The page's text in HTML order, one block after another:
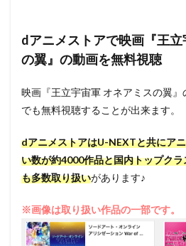
dアニメストアで映画『王
の翼』の動画を無料視聴
映画『王立宇宙軍 オネアミスの翼
でも無料視聴することが出来ます。
dアニメストアはU-NEXTと共にア
い数が約4000作品と国内トップク
も多数取り扱いがあります♪
※画像は取り扱い作品の一部です。